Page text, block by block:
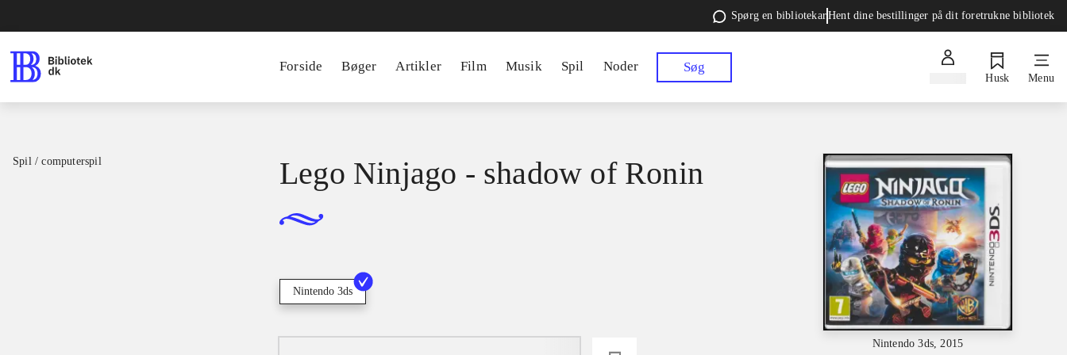
Spørg en bibliotekarHent dine bestillinger på dit foretrukne bibliotek
Forside Bøger Artikler Film Musik Spil Noder Søg
Husk Menu
Spil / computerspil
Nintendo 3ds, 2015
Lego Ninjago - shadow of Ronin
Nintendo 3ds